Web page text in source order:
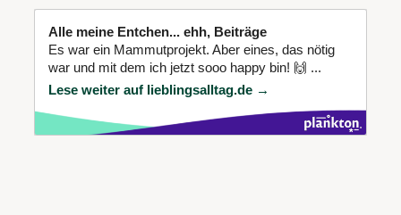
Alle meine Entchen... ehh, Beiträge
Es war ein Mammutprojekt. Aber eines, das nötig
war und mit dem ich jetzt sooo happy bin! 🙌 ...
Lese weiter auf lieblingsalltag.de →